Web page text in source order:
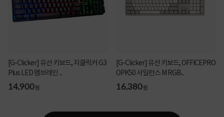
[G-Clicker] 유선 키보드, 지클릭커 G3
Plus LED 멤브레인 ...
14,900원
[G-Clicker] 유선 키보드, OFFICEPRO
OPK50 사일런스 M RGB...
16,380원